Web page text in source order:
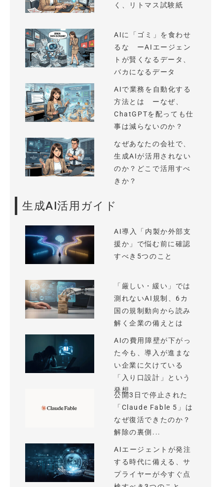
く、リトマス試験紙
AIに「ゴミ」を食わせ
るな ーAIエージェン
トが賢くなるデータ、
バカになるデータ
AIで業務を自動化する
方法とは ーなぜ、
ChatGPTを配っても仕
事は減らないのか？
なぜあなたの会社で、
生成AIが活用されない
のか？どこで活用すべ
きか？
生成AI活用ガイド
AI導入「内製か外部支
援か」で悩む前に確認
すべき5つのこと
「厳しい・緩い」では
測れないAI規制、6カ
国の規制動向から読み
解く企業の備えとは
AIの費用障壁が下がっ
た今も、導入が進まな
い企業に欠けている
「入り口設計」という
発想
公開3日で停止された
「Claude Fable 5」は
なぜ復活できたのか？
解除の裏側...
AIエージェントが発注
する時代に備える、サ
プライヤーが今すぐ点